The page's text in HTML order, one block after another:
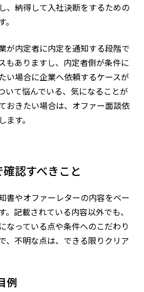
、納得して入社決断をするための
が内定者に内定を通知する段階で
もありますし、内定者側が条件に
い場合に企業へ依頼するケースが
いて悩んでいる、気になることが
おきたい場合は、オファー面談依
す。
認すべきこと
書やオファーレターの内容をベー
。記載されている内容以外でも、
なっている点や条件へのこだわり
、不明な点は、できる限りクリア
例